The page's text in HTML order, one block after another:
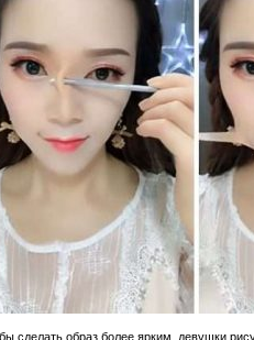
сделать образ более ярким, девушки